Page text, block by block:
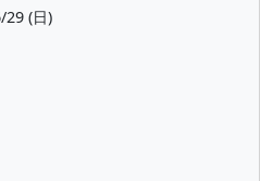
29 (日)